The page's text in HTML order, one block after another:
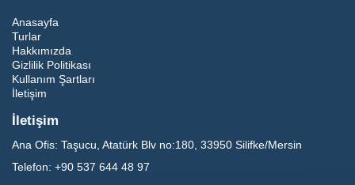
Anasayfa
Turlar
Hakkımızda
Gizlilik Politikası
Kullanım Şartları
İletişim
İletişim
Ana Ofis: Taşucu, Atatürk Blv no:180, 33950 Silifke/Mersin
Telefon: +90 537 644 48 97